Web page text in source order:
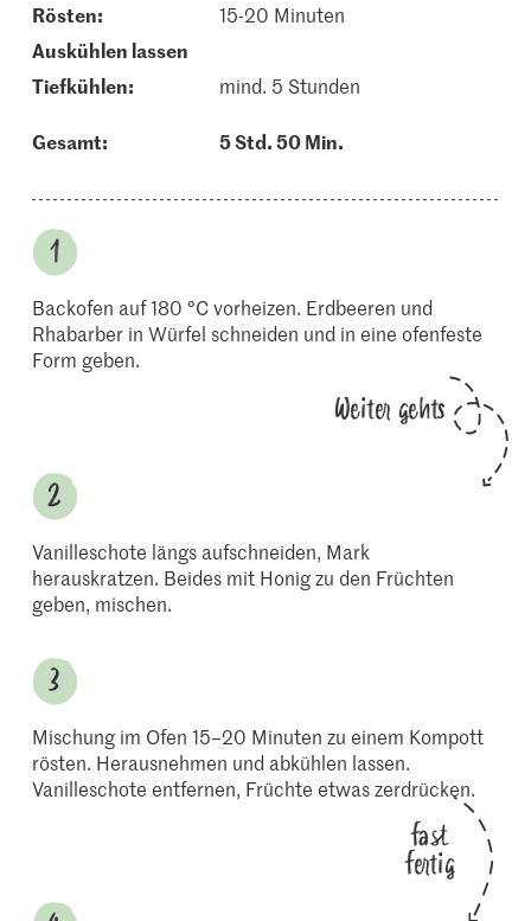
rösten:
15-20 Minuten
auskühlen lassen
tiefkühlen:
mind. 5 Stunden
Gesamt: 5 Std. 50 Min.
Backofen auf 180 °C vorheizen. Erdbeeren und
Rhabarber in Würfel schneiden und in eine ofenfeste
Form geben.
Weiter gehts
Vanilleschote längs aufschneiden, Mark
herauskratzen. Beides mit Honig zu den Früchten
geben, mischen.
Mischung im Ofen 15–20 Minuten zu einem Kompott
rösten. Herausnehmen und abkühlen lassen.
Vanilleschote entfernen, Früchte etwas zerdrücken.
fast
fertig